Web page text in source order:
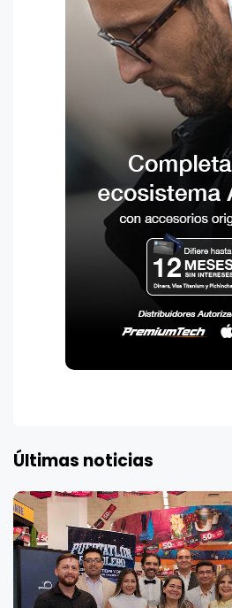
Últimas noticias